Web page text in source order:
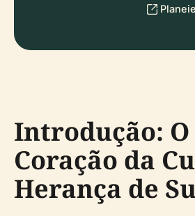
Introdução: O
Coração da
Herança de